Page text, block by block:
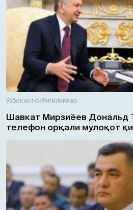
ЎзбекистонЯнгиликлар
Шавкат Мирзиёев Дональд
телефон орқали мулоқот